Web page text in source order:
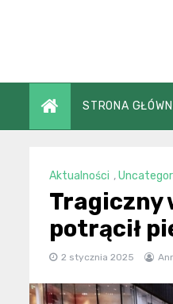
STRONA
Aktualności ,
Tragiczny
potrącił
2 stycznia 2025